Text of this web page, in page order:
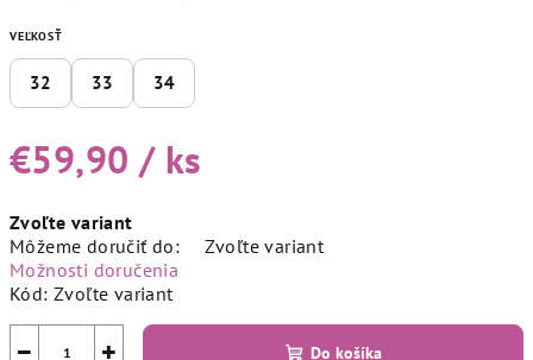
VEĽKOSŤ
32 33 34
€59,90 / ks
cena:
Zvoľte variant
Môžeme doručiť do:
Zvoľte variant
Možnosti doručenia
Kód: Zvoľte variant
+
− Do košíka